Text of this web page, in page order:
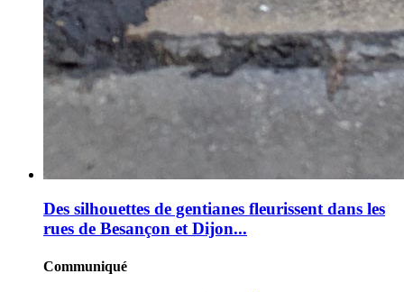
Des silhouettes de gentianes fleurissent dans les
rues de Besançon et Dijon...
Communiqué